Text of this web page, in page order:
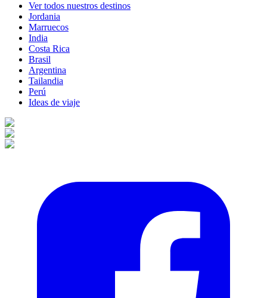
Ver todos nuestros destinos
Jordania
Marruecos
India
Costa Rica
Brasil
Argentina
Tailandia
Perú
Ideas de viaje